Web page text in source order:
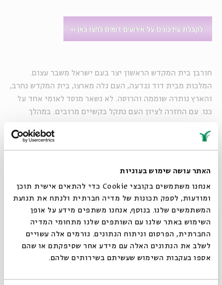
האתר עושה שימוש בעוגיות
אנחנו משתמשים בקובצי Cookie כדי להתאים אישית תוכן
ומודעות, לספק תכונות של מדיה חברתית ולנתח את תנועת
המשתמשים שלנו. בנוסף, אנחנו משתפים מידע על אופן
השימוש באתר שלנו עם השותפים שלנו מתחומי המדיה
החברתית, הפרסום וניתוח הנתונים. גורמים אלה עשויים
לשלב את הנתונים האלה עם מידע אחר שסיפקתם או שהם
אספו בעקבות השימוש שעשיתם בשירותים שלהם.
חורבן בית המקדש הראשון יצר בעם ישראל משבר עצום.
המלכות מבית דוד נגדעה, העם גלה מארצו, בית המקדש נחרב,
והארץ נותרה שוממה והרוסה. לא נשאר מוסד לאומי אחד על
כנו. עם החזרה לציון העם נתקל בקשיים מרובים. במהלך
ומלאכי, ונעמוד על הקשיים שעימם התמודד העם, והדרך שבה
ביקשו הנביאים לתת מענה וחיזוק לעולים החדשים ששבו
פרופ' אלי עסיס הוא חוקר מקרא באוניברסיטת בר אילן,
מתמחה בתחומי הסיפורת המקראית, הנבואה והשירה. כתב
מחקרים על יהושע, שופטים, חגי, זכריה, מלאכי, יואל, שיר
כראש המחלקה לתנ"ך וכדיקן הפקולטה למדע היהדות.
סגור